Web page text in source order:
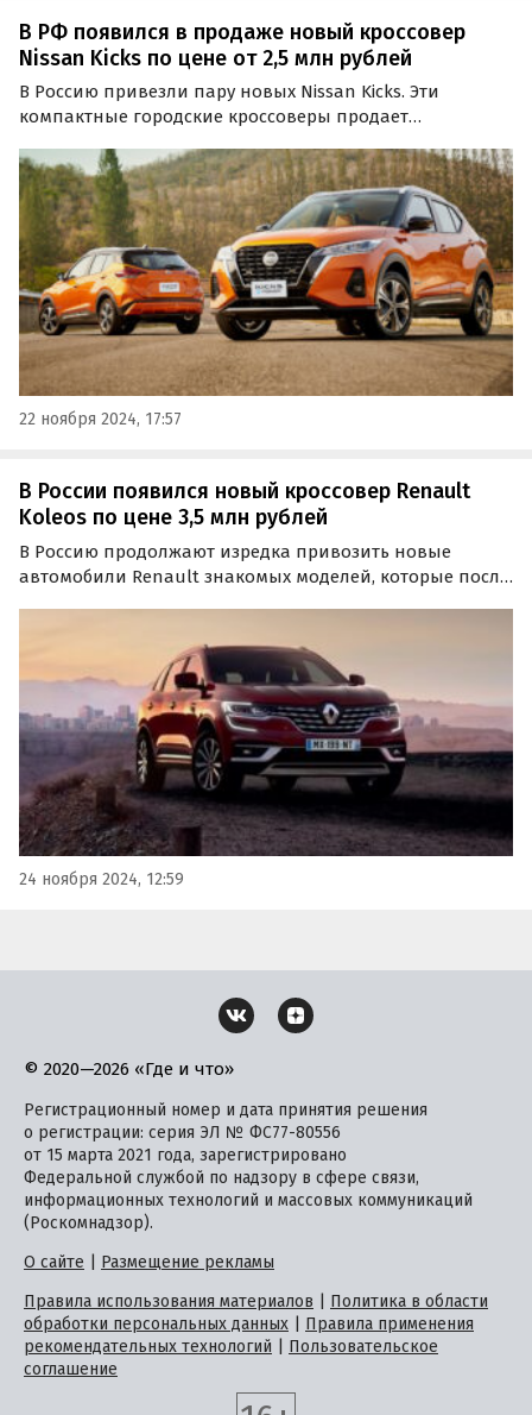
В РФ появился в продаже новый кроссовер
Nissan Kicks по цене от 2,5 млн рублей
В Россию привезли пару новых Nissan Kicks. Эти
компактные городские кроссоверы продает
оценивший их в 2 500 000 и 2 650 000 рублей, сообщили
«Автоновости дня».
22 ноября 2024, 17:57
В России появился новый кроссовер Renault
Koleos по цене 3,5 млн рублей
В Россию продолжают изредка привозить новые
автомобили Renault знакомых моделей, которые после
24 ноября 2024, 12:59
© 2020—2026 «Где и что»
Регистрационный номер и дата принятия решения
о регистрации: серия ЭЛ № ФС77-80556
от 15 марта 2021 года, зарегистрировано
Федеральной службой по надзору в сфере связи,
информационных технологий и массовых коммуникаций
(Роскомнадзор).
О сайте
Размещение рекламы
Правила использования материалов
Политика в области
обработки персональных данных
Правила применения
рекомендательных технологий
Пользовательское
соглашение